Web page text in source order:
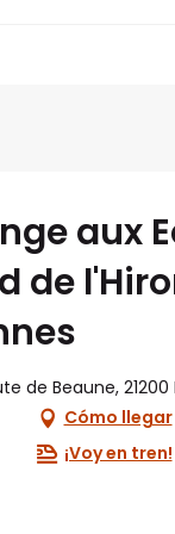
aux
de
de Beaune, 21200
Cómo llegar
¡Voy en tren!